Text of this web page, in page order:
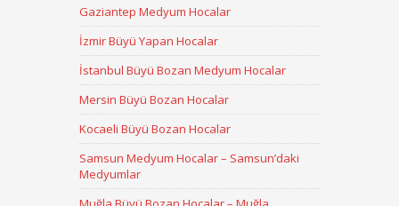
Gaziantep Medyum Hocalar
İzmir Büyü Yapan Hocalar
İstanbul Büyü Bozan Medyum Hocalar
Mersin Büyü Bozan Hocalar
Kocaeli Büyü Bozan Hocalar
Samsun Medyum Hocalar – Samsun’daki
Medyumlar